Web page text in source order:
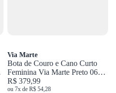
Via Marte
Bota de Couro e Cano Curto
Feminina Via Marte Preto 063-
016-01
R$ 379,99
ou 7x de R$ 54,28